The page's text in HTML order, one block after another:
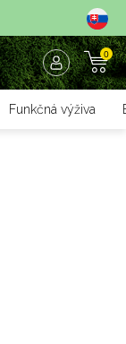
0
Funkčná výživa